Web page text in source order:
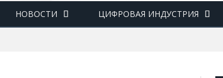
НОВОСТИ ЦИФРОВАЯ ИНДУСТРИЯ